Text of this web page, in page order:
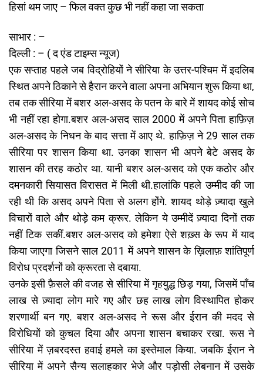
हिसां थम जाए – फिल वक्त कुछ भी नहीं कहा जा सकता
साभार : –
दिल्ली : – ( द एंड टाइम्स न्यूज)
एक सप्ताह पहले जब विद्रोहियों ने सीरिया के उत्तर-पश्चिम में इदलिब
स्थित अपने ठिकाने से हैरान करने वाला अपना अभियान शुरू किया था,
तब तक सीरिया में बशर अल-असद के पतन के बारे में शायद कोई सोच
भी नहीं रहा होगा.बशर अल-असद साल 2000 में अपने पिता हाफ़िज़
अल-असद के निधन के बाद सत्ता में आए थे. हाफ़िज़ ने 29 साल तक
सीरिया पर शासन किया था. उनका शासन भी अपने बेटे असद के
शासन की तरह कठोर था. यानी बशर अल-असद को एक कठोर और
दमनकारी सियासत विरासत में मिली थी.हालांकि पहले उम्मीद की जा
रही थी कि असद अपने पिता से अलग होंगे. शायद थोड़े ज़्यादा खुले
विचारों वाले और थोड़े कम क्रूर. लेकिन ये उम्मीदें ज़्यादा दिनों तक
नहीं टिक सकीं.बशर अल-असद को हमेशा ऐसे शख़्स के रूप में याद
किया जाएगा जिसने साल 2011 में अपने शासन के ख़िलाफ़ शांतिपूर्ण
विरोध प्रदर्शनों को क्रूरता से दबाया.
उनके इसी फ़ैसले की वजह से सीरिया में गृहयुद्ध छिड़ गया, जिसमें पाँच
लाख से ज़्यादा लोग मारे गए और छह लाख लोग विस्थापित होकर
शरणार्थी बन गए. बशर अल-असद ने रूस और ईरान की मदद से
विरोधियों को कुचल दिया और अपना शासन बचाकर रखा. रूस ने
सीरिया में ज़बरदस्त हवाई हमले का इस्तेमाल किया. जबकि ईरान ने
सीरिया में अपने सैन्य सलाहकार भेजे और पड़ोसी लेबनान में उसके